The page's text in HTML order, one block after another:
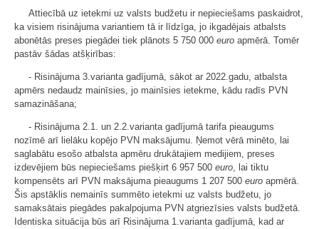
Attiecībā uz ietekmi uz valsts budžetu ir nepieciešams paskaidrot,
ka visiem risinājuma variantiem tā ir līdzīga, jo ikgadējais atbalsts
abonētās preses piegādei tiek plānots 5 750 000 euro apmērā. Tomēr
pastāv šādas atšķirības:
- Risinājuma 3.varianta gadījumā, sākot ar 2022.gadu, atbalsta
apmērs nedaudz mainīsies, jo mainīsies ietekme, kādu radīs PVN
samazināšana;
- Risinājuma 2.1. un 2.2.varianta gadījumā tarifa pieaugums
nozīmē arī lielāku kopējo PVN maksājumu. Ņemot vērā minēto, lai
saglabātu esošo atbalsta apmēru drukātajiem medijiem, preses
izdevējiem būs nepieciešams piešķirt 6 957 500 euro, lai tiktu
kompensēts arī PVN maksājuma pieaugums 1 207 500 euro apmērā.
Šis apstāklis nemainīs summēto ietekmi uz valsts budžetu, jo
samaksātais piegādes pakalpojuma PVN atgriezīsies valsts budžetā.
Identiska situācija būs arī Risinājuma 1.varianta gadījumā, kad ar